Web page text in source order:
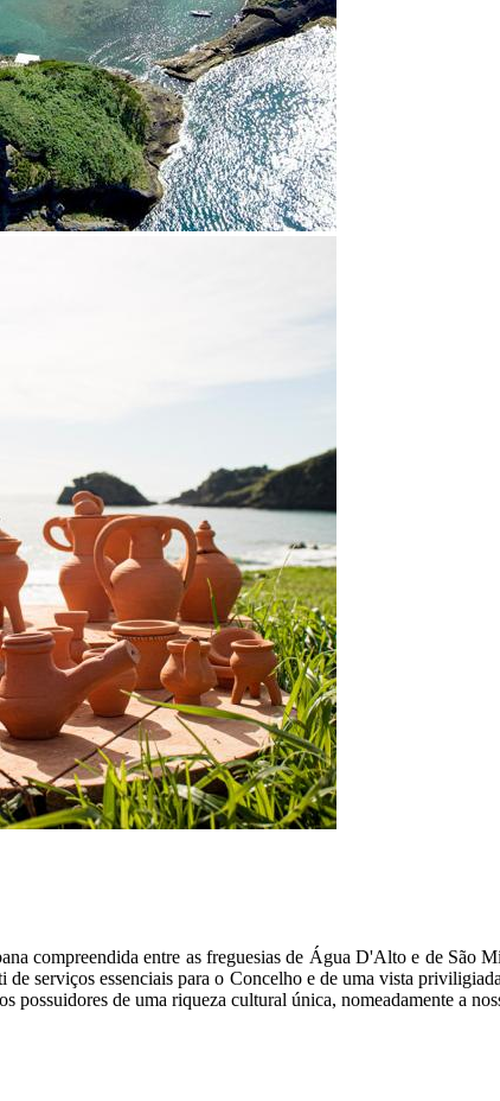
compreendida entre as freguesias de Água D'Alto e de São
de serviços essenciais para o Concelho e de uma vista
possuidores de uma riqueza cultural única, nomeadamente a